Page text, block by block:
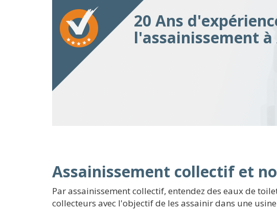
20 Ans
l'assainissement
Assainissement collectif et
Par assainissement collectif, entendez des eaux de
collecteurs avec l'objectif de les assainir dans une